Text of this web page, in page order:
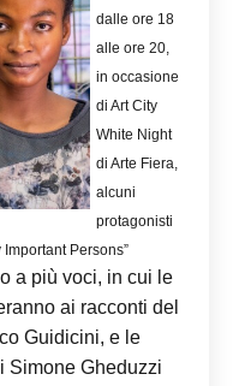
dalle ore 18
alle ore 20,
in occasione
di Art City
White Night
di Arte Fiera,
alcuni
protagonisti
Persons”
a più voci, in cui le
ai racconti del
Guidicini, e le
Simone Gheduzzi